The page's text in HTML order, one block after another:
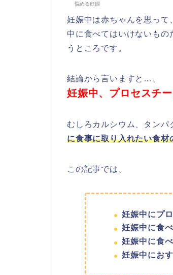
悩める妊婦
妊娠中は赤ちゃんを思って
中に食べてはいけないも
うところです。
結論から言いますと…、
妊娠中、プロセスチ
むしろカルシウム、タン
に食事に取り入れたい食材
この記事では、
妊娠中にプ
妊娠中に食
妊娠中に食
妊娠中にお